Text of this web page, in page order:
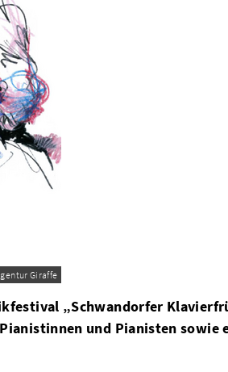
Giraffe
„Schwandorfer
und Pianisten sowie